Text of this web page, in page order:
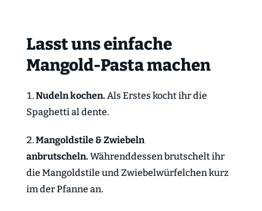
Lasst uns einfache
Mangold-Pasta machen
Nudeln kochen. Als Erstes kocht ihr die
Spaghetti al dente.
Mangoldstile & Zwiebeln
anbrutscheln. Währenddessen brutschelt ihr
die Mangoldstile und Zwiebelwürfelchen kurz
im der Pfanne an.